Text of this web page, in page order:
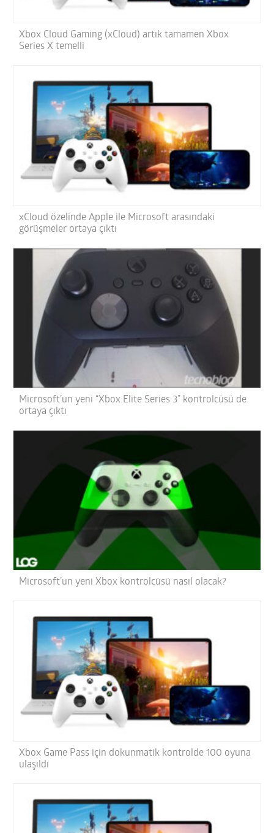
Xbox Cloud Gaming (xCloud) artık tamamen Xbox
Series X temelli
xCloud özelinde Apple ile Microsoft arasındaki
görüşmeler ortaya çıktı
Microsoft’un yeni “Xbox Elite Series 3” kontrolcüsü de
ortaya çıktı
Microsoft’un yeni Xbox kontrolcüsü nasıl olacak?
Xbox Game Pass için dokunmatik kontrolde 100 oyuna
ulaşıldı